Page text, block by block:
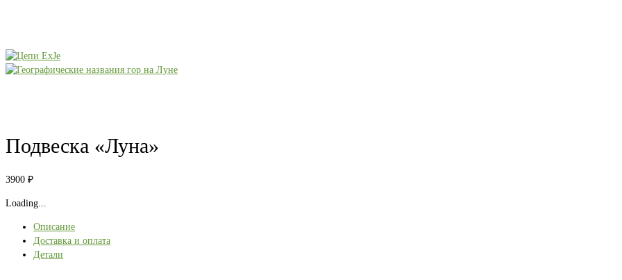
Подвеска «Луна»
3900 ₽
Loading...
Описание
Доставка и оплата
Детали